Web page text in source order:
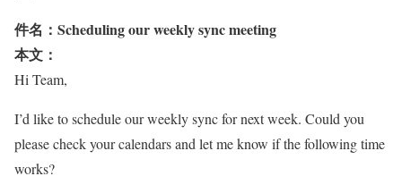
件名：Scheduling our weekly sync meeting
本文：
Hi Team,
I’d like to schedule our weekly sync for next week. Could you
please check your calendars and let me know if the following time
works?